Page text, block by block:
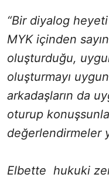
“Bir diyalog heyeti
MYK içinden
oluşturduğu,
oluşturmayı
arkadaşların da
oturup
değerlendirmeler
Elbette hukuki